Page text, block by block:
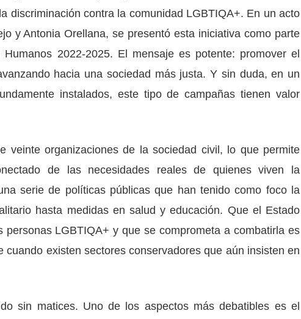
discriminación contra la comunidad LGBTIQA+. En un acto
y Antonia Orellana, se presentó esta iniciativa como parte
2022‑2025. El mensaje es potente: promover el
hacia una sociedad más justa. Y sin duda, en un
instalados, este tipo de campañas tienen valor
veinte organizaciones de la sociedad civil, lo que permite
de las necesidades reales de quienes viven la
serie de políticas públicas que han tenido como foco la
hasta medidas en salud y educación. Que el Estado
LGBTIQA+ y que se comprometa a combatirla es
existen sectores conservadores que aún insisten en
sin matices. Uno de los aspectos más debatibles es el